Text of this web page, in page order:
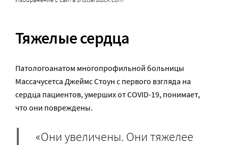
Тяжелые сердца
Патологоанатом многопрофильной больницы
Массачусетса Джеймс Стоун с первого взгляда на
сердца пациентов, умерших от COVID-19, понимает,
что они повреждены.
«Они увеличены. Они тяжелее